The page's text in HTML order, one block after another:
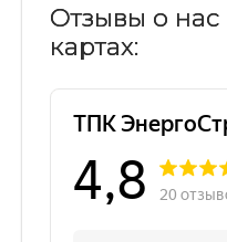
Отзывы о
картах: